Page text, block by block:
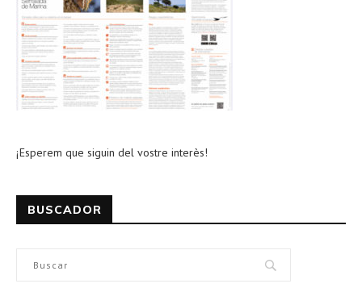
¡Esperem que siguin del vostre interès!
BUSCADOR